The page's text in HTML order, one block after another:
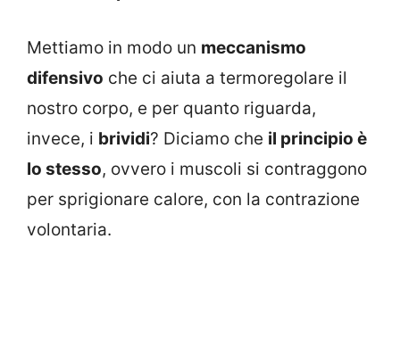
Mettiamo in modo un meccanismo
difensivo che ci aiuta a termoregolare il
nostro corpo, e per quanto riguarda,
invece, i brividi? Diciamo che il principio è
lo stesso, ovvero i muscoli si contraggono
per sprigionare calore, con la contrazione
volontaria.